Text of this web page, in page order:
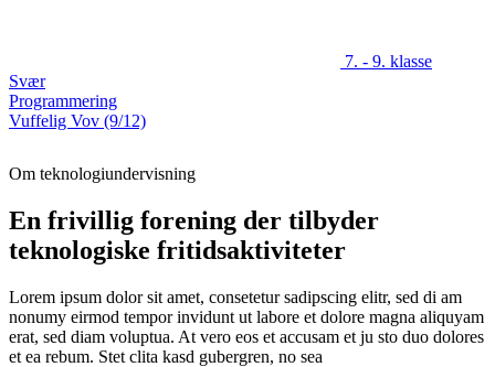
7. - 9. klasse
Svær
Programmering
Vuffelig Vov (9/12)
Om teknologiundervisning
En frivillig forening der tilbyder
teknologiske fritidsaktiviteter
Lorem ipsum dolor sit amet, consetetur sadipscing elitr, sed di am
nonumy eirmod tempor invidunt ut labore et dolore magna aliquyam
erat, sed diam voluptua. At vero eos et accusam et ju sto duo dolores
et ea rebum. Stet clita kasd gubergren, no sea